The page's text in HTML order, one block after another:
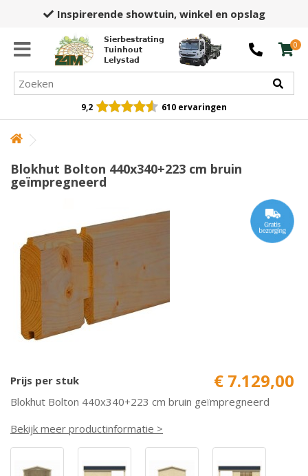
Inspirerende showtuin,winkel en opslag
Sierbestrating
Tuinhout
Lelystad
0
9,2 610 ervaringen
Blokhut Bolton 440x340+223 cm bruin
geïmpregneerd
Prijs per stuk € 7.129,00
Blokhut Bolton 440x340+223 cm bruin geïmpregneerd
Bekijk meer productinformatie >